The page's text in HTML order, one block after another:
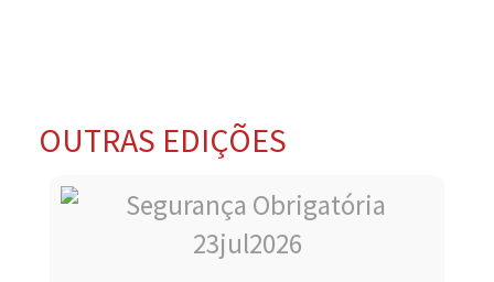
OUTRAS EDIÇÕES